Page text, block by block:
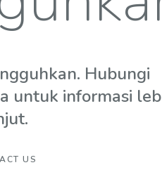
Hubungi
untuk informasi
US